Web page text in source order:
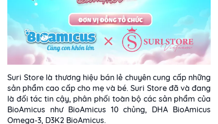
Suri Store là thương hiệu bán lẻ chuyên cung cấp những
sản phẩm cao cấp cho mẹ và bé. Suri Store đã và đang
là đối tác tin cậy, phân phối toàn bộ các sản phẩm của
BioAmicus như BioAmicus 10 chủng, DHA BioAmicus
Omega-3, D3K2 BioAmicus.